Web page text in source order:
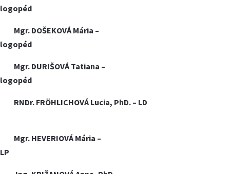
logopéd
Mgr. DOŠEKOVÁ Mária –
logopéd
Mgr. DURIŠOVÁ Tatiana –
logopéd
RNDr. FRÖHLICHOVÁ Lucia, PhD. – LD
Mgr. HEVERIOVÁ Mária –
LP